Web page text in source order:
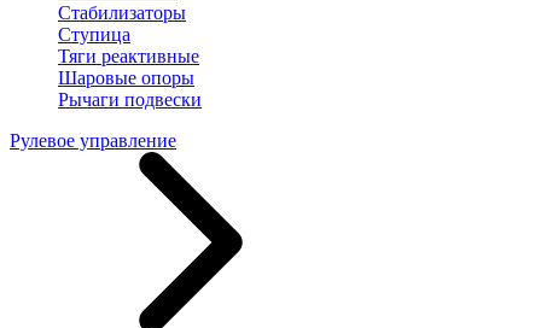
Стабилизаторы
Ступица
Тяги реактивные
Шаровые опоры
Рычаги подвески
Рулевое управление